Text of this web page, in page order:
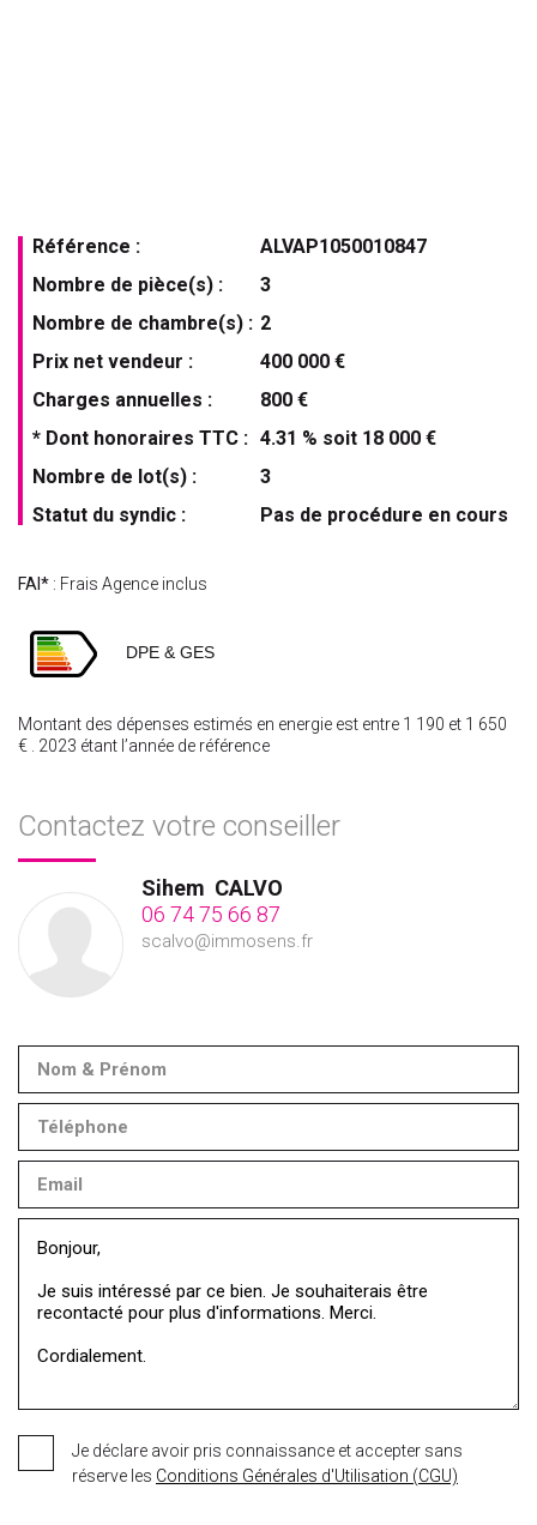
Référence :
ALVAP1050010847
Nombre de pièce(s) :
3
Nombre de chambre(s) : 2
Prix net vendeur :
400 000 €
Charges annuelles :
800 €
* Dont honoraires TTC : 4.31 % soit 18 000 €
Nombre de lot(s) :
3
Statut du syndic :
Pas de procédure en cours
FAI* : Frais Agence inclus
DPE & GES
Montant des dépenses estimés en energie est entre 1 190 et 1 650
€ . 2023 étant l’année de référence
Contactez votre conseiller
Sihem CALVO
06 74 75 66 87
scalvo@immosens.fr
Je déclare avoir pris connaissance et accepter sans
réserve les Conditions Générales d'Utilisation (CGU)